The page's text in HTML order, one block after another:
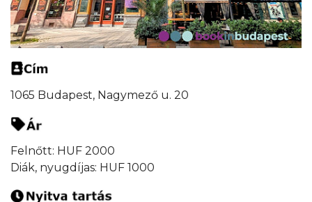
1065 Budapest, Nagymező u. 20
Felnőtt: HUF 2000
Diák, nyugdíjas: HUF 1000